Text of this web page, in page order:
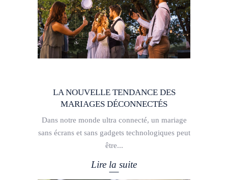
LA NOUVELLE TENDANCE DES
MARIAGES DÉCONNECTÉS
Dans notre monde ultra connecté, un mariage
sans écrans et sans gadgets technologiques peut
être
Lire la suite